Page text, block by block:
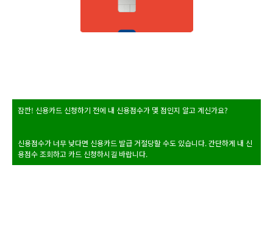
잠깐! 신용카드 신청하기 전에 내 신용점수가 몇 점인지 알고 계신가요?
신용점수가 너무 낮다면 신용카드 발급 거절당할 수도 있습니다. 간단하게 내 신
용점수 조회하고 카드 신청하시길 바랍니다.